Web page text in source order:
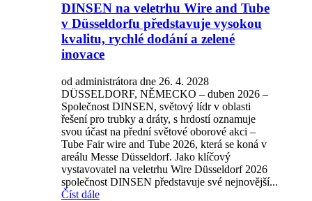
DINSEN na veletrhu Wire and Tube
v Düsseldorfu představuje vysokou
kvalitu, rychlé dodání a zelené
inovace
od administrátora dne 26. 4. 2028
DÜSSELDORF, NĚMECKO – duben 2026 –
Společnost DINSEN, světový lídr v oblasti
řešení pro trubky a dráty, s hrdostí oznamuje
svou účast na přední světové oborové akci –
Tube Fair wire and Tube 2026, která se koná v
areálu Messe Düsseldorf. Jako klíčový
vystavovatel na veletrhu Wire Düsseldorf 2026
společnost DINSEN představuje své nejnovější...
Číst dále